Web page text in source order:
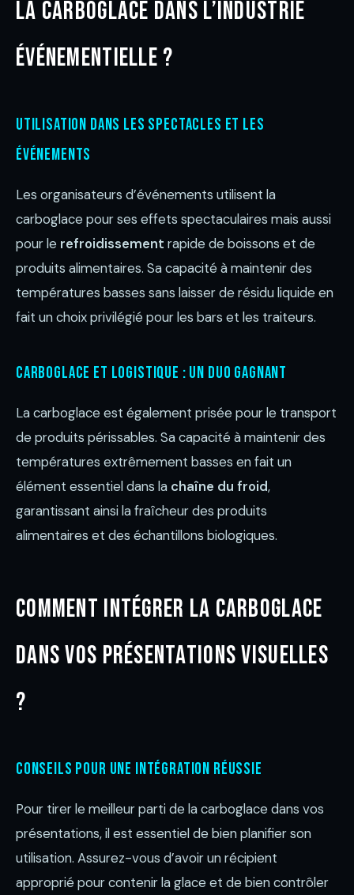
la carboglace dans l’industrie
événementielle ?
Utilisation dans les spectacles et les
événements
Les organisateurs d’événements utilisent la
carboglace pour ses effets spectaculaires mais aussi
pour le refroidissement rapide de boissons et de
produits alimentaires. Sa capacité à maintenir des
températures basses sans laisser de résidu liquide en
fait un choix privilégié pour les bars et les traiteurs.
Carboglace et logistique : un duo gagnant
La carboglace est également prisée pour le transport
de produits périssables. Sa capacité à maintenir des
températures extrêmement basses en fait un
élément essentiel dans la chaîne du froid,
garantissant ainsi la fraîcheur des produits
alimentaires et des échantillons biologiques.
Comment intégrer la carboglace
dans vos présentations visuelles
?
Conseils pour une intégration réussie
Pour tirer le meilleur parti de la carboglace dans vos
présentations, il est essentiel de bien planifier son
utilisation. Assurez-vous d’avoir un récipient
approprié pour contenir la glace et de bien contrôler